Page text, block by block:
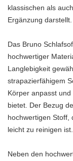
klassischen als
Ergänzung darstellt.
Das Bruno
hochwertiger
Langlebigkeit
strapazierfähigem
Körper anpasst
bietet. Der Bezug
hochwertigen Stoff,
leicht zu reinigen ist.
Neben den